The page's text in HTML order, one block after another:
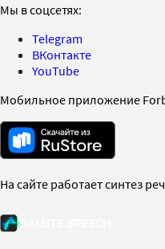
Мы в соцсетях:
Telegram
ВКонтакте
YouTube
Мобильное приложение
На сайте работает синтез